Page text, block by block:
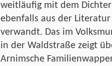
weitläufig mit dem
ebenfalls aus der
verwandt. Das im
in der Waldstraße zeigt
Arnimsche